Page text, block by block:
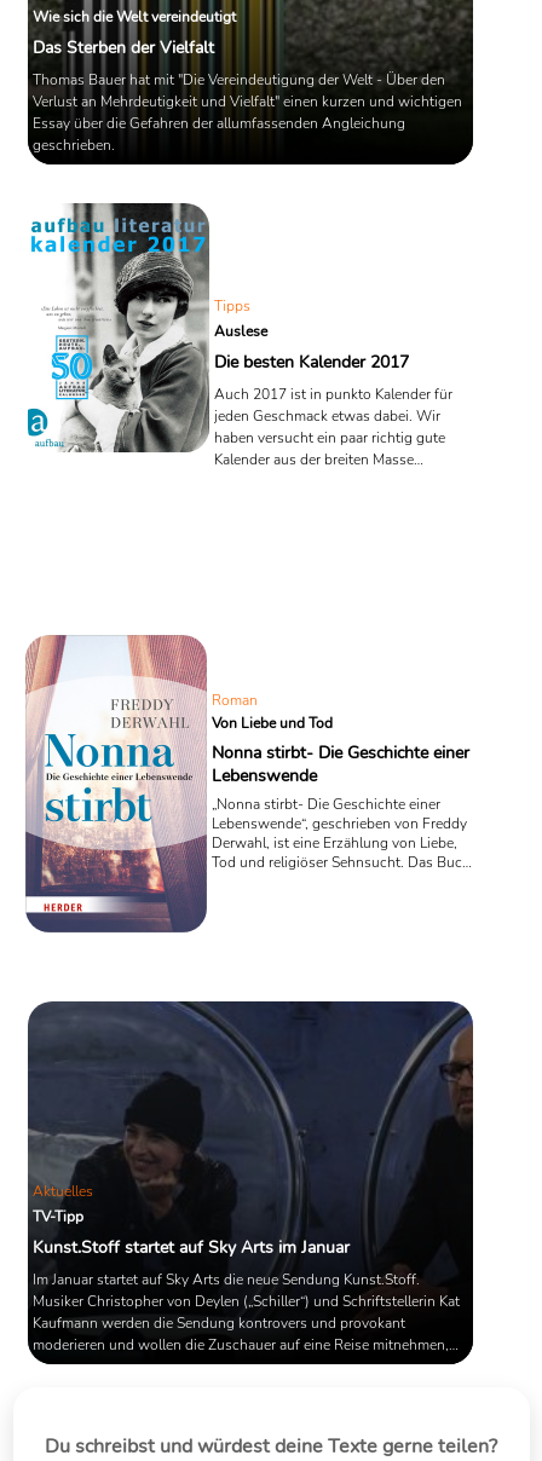
Wie sich die Welt vereindeutigt
Das Sterben der Vielfalt
Thomas Bauer hat mit "Die Vereindeutigung der Welt - Über den
Verlust an Mehrdeutigkeit und Vielfalt" einen kurzen und wichtigen
Essay über die Gefahren der allumfassenden Angleichung
geschrieben.
Tipps
Auslese
Die besten Kalender 2017
Auch 2017 ist in punkto Kalender für
jeden Geschmack etwas dabei. Wir
haben versucht ein paar richtig gute
Kalender aus der breiten Masse
Roman
Von Liebe und Tod
Nonna stirbt- Die Geschichte einer
Lebenswende
„Nonna stirbt- Die Geschichte einer
Lebenswende“, geschrieben von Freddy
Derwahl, ist eine Erzählung von Liebe,
Tod und religiöser Sehnsucht. Das Buch
Aktuelles
TV-Tipp
Kunst.Stoff startet auf Sky Arts im Januar
Im Januar startet auf Sky Arts die neue Sendung Kunst.Stoff.
Musiker Christopher von Deylen („Schiller“) und Schriftstellerin Kat
Kaufmann werden die Sendung kontrovers und provokant
moderieren und wollen die Zuschauer auf eine Reise mitnehmen,
auf der Kunst offen hinterfragt wird.
Du schreibst und würdest deine Texte gerne teilen?